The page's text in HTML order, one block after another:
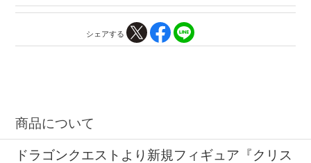
シェアする
商品について
ドラゴンクエストより新規フィギュア『クリス